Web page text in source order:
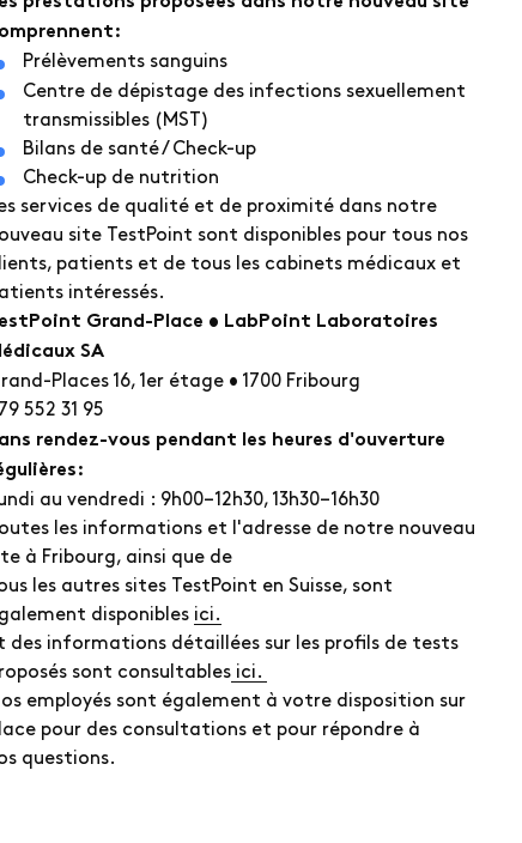
Prélèvements sanguins
Centre de dépistage des infections sexuellement
transmissibles (MST)
Bilans de santé / Check-up
Check-up de nutrition
services de qualité et de proximité dans notre
site TestPoint sont disponibles pour tous nos
patients et de tous les cabinets médicaux et
intéressés.
Grand-Place • LabPoint Laboratoires
SA
Places 16, 1er étage • 1700 Fribourg
552 31 95
rendez-vous pendant les heures d'ouverture
au vendredi : 9h00–12h30, 13h30–16h30
les informations et l'adresse de notre nouveau
à Fribourg, ainsi que de
les autres sites TestPoint en Suisse, sont
disponibles ici.
des informations détaillées sur les profils de tests
sont consultablesici.
employés sont également à votre disposition sur
pour des consultations et pour répondre à
questions.